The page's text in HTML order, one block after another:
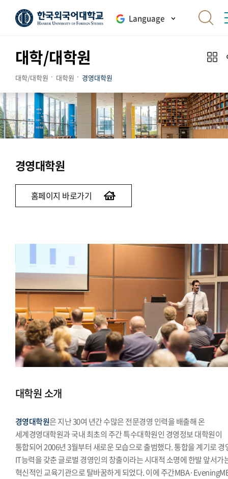
Language
대학/대학원
대학/대학원 대학원 경영대학원
경영대학원
홈페이지 바로가기
대학원 소개
경영대학원은 지난 30여 년간 수많은 전문경영 인력을 배출해 온
세계경영대학원과 국내 최초의 주간 특수대학원인 경영정보 대학원이
통합되어 2006년 3월부터 새로운 모습으로 출범했다. 통합을 계기로 경
IT능력을 갖춘 글로벌 경영인의 창출이라는 시대적 소명에 한발 앞서가
혁신적인 교육기관으로 탈바꿈하게 되었다. 이에 주간